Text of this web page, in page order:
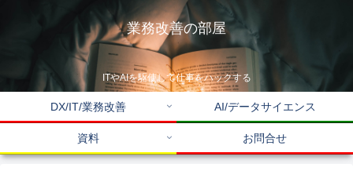
業務改善の部屋
ITやAIを駆使して仕事をハックする
DX/IT/業務改善 AI/データサイエンス
資料 お問合せ